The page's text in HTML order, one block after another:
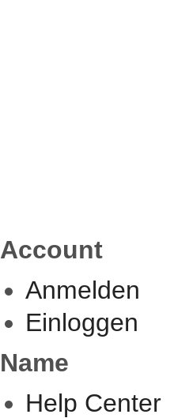
Account
Anmelden
Einloggen
Name
Help Center